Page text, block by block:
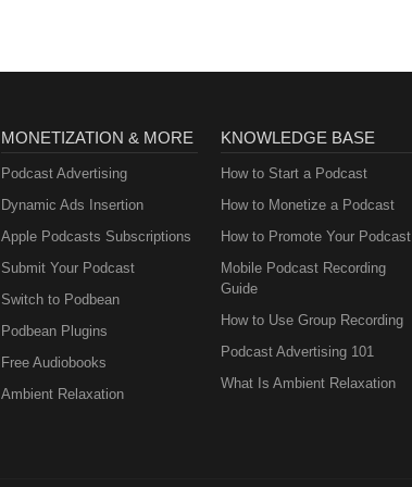
MONETIZATION & MORE
Podcast Advertising
Dynamic Ads Insertion
Apple Podcasts Subscriptions
Submit Your Podcast
Switch to Podbean
Podbean Plugins
Free Audiobooks
Ambient Relaxation
KNOWLEDGE BASE
How to Start a Podcast
How to Monetize a Podcast
How to Promote Your Podcast
Mobile Podcast Recording
Guide
How to Use Group Recording
Podcast Advertising 101
What Is Ambient Relaxation